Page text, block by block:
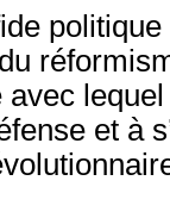
et à